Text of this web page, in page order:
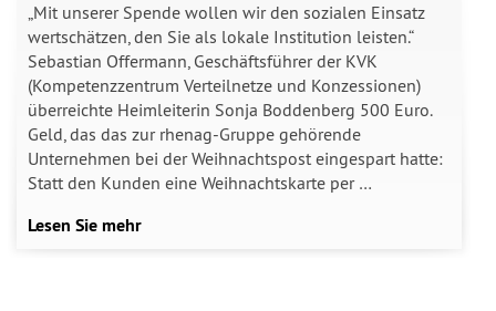
„Mit unserer Spende wollen wir den sozialen Einsatz
wertschätzen, den Sie als lokale Institution leisten.“
Sebastian Offermann, Geschäftsführer der KVK
(Kompetenzzentrum Verteilnetze und Konzessionen)
überreichte Heimleiterin Sonja Boddenberg 500 Euro.
Geld, das das zur rhenag-Gruppe gehörende
Unternehmen bei der Weihnachtspost eingespart hatte:
Statt den Kunden eine Weihnachtskarte per …
Lesen Sie mehr